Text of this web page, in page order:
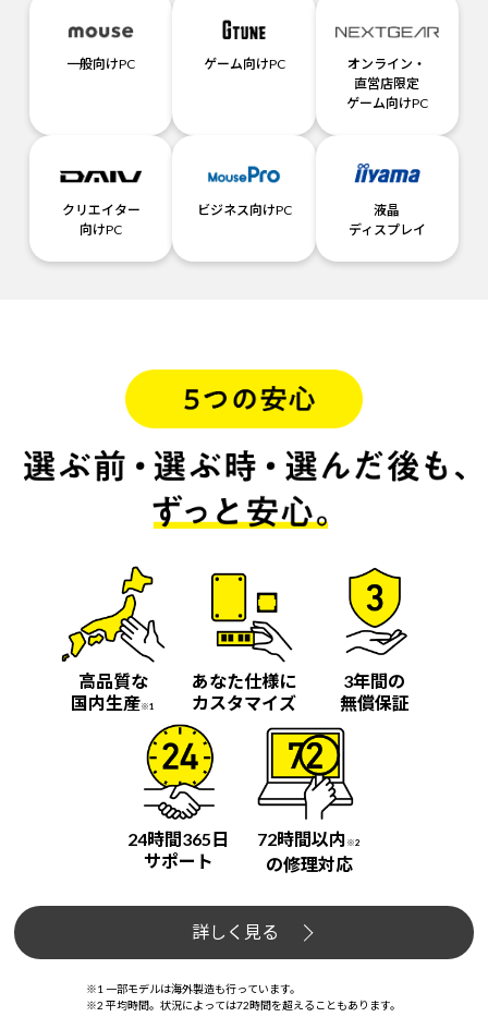
一般向けPC ゲーム向けPC
オンライン・
直営店限定
ゲーム向けPC
クリエイター
向けPC
ビジネス向けPC
液晶
ディスプレイ
高品質な
国内生産※1
あなた仕様に
カスタマイズ
3年間の
無償保証
24時間365日
サポート
72時間以内 ※2
の修理対応
詳しく見る
※1 一部モデルは海外製造も行っています。
※2 平均時間。状況によっては72時間を超えることもあります。